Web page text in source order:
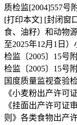
质检监[2004]557号
[打印本文] [封闭窗
食、油籽）和动物
至2025年12月1日
检监〔2005〕15号
检监〔2005〕15号
国度质量监视查验
《小麦粉出产许可
《挂面出产许可证
则》各类食物出产